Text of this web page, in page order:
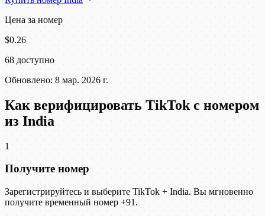
Цена за номер
$0.26
68 доступно
Обновлено: 8 мар. 2026 г.
Как верифицировать TikTok с номером
из India
1
Получите номер
Зарегистрируйтесь и выберите TikTok + India. Вы мгновенно
получите временный номер +91.